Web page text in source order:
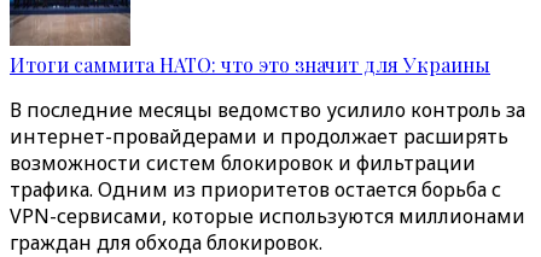
Итоги саммита НАТО: что это значит для Украины
В последние месяцы ведомство усилило контроль за
интернет-провайдерами и продолжает расширять
возможности систем блокировок и фильтрации
трафика. Одним из приоритетов остается борьба с
VPN-сервисами, которые используются миллионами
граждан для обхода блокировок.